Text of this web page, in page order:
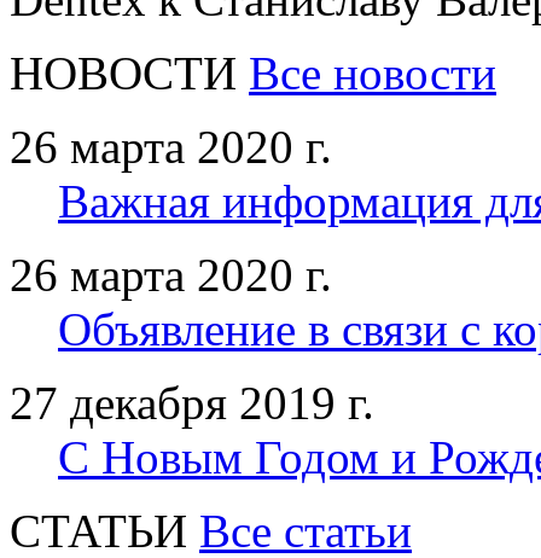
НОВОСТИ Все новости
26 марта 2020 г.
Важная информация
26 марта 2020 г.
Объявление в связи с
27 декабря 2019 г.
С Новым Годом и
CТАТЬИ Все статьи